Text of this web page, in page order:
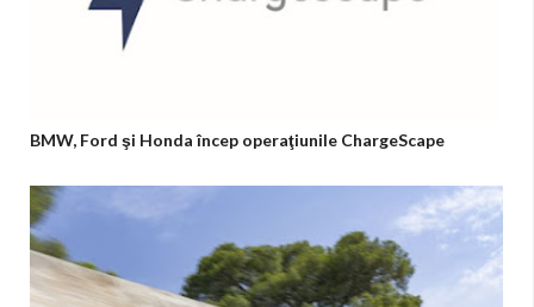
BMW, Ford şi Honda încep operaţiunile ChargeScape